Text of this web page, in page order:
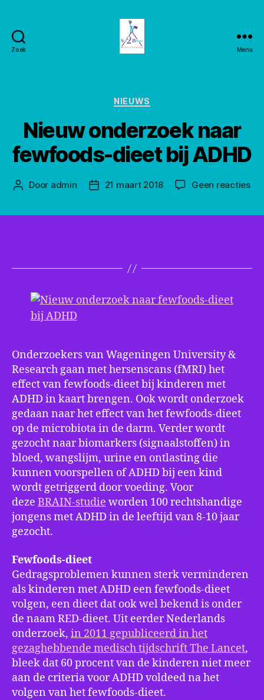
Zoek Menu
Categorieën
NIEUWS
Nieuw onderzoek naar
fewfoods-dieet bij ADHD
Berichtauteur
Door admin Berichtdatum
21 maart 2018 Geen reactiesop
Onderzoekers van Wageningen University &
Research gaan met hersenscans (fMRI) het
effect van fewfoods-dieet bij kinderen met
ADHD in kaart brengen. Ook wordt onderzoek
gedaan naar het effect van het fewfoods-dieet
op de microbiota in de darm. Verder wordt
gezocht naar biomarkers (signaalstoffen) in
bloed, wangslijm, urine en ontlasting die
kunnen voorspellen of ADHD bij een kind
wordt getriggerd door voeding. Voor
deze BRAIN-studie worden 100 rechtshandige
jongens met ADHD in de leeftijd van 8-10 jaar
gezocht.
Fewfoods-dieet
Gedragsproblemen kunnen sterk verminderen
als kinderen met ADHD een fewfoods-dieet
volgen, een dieet dat ook wel bekend is onder
de naam RED-dieet. Uit eerder Nederlands
onderzoek, in 2011 gepubliceerd in het
gezaghebbende medisch tijdschrift The Lancet,
bleek dat 60 procent van de kinderen niet meer
aan de criteria voor ADHD voldeed na het
volgen van het fewfoods-dieet.